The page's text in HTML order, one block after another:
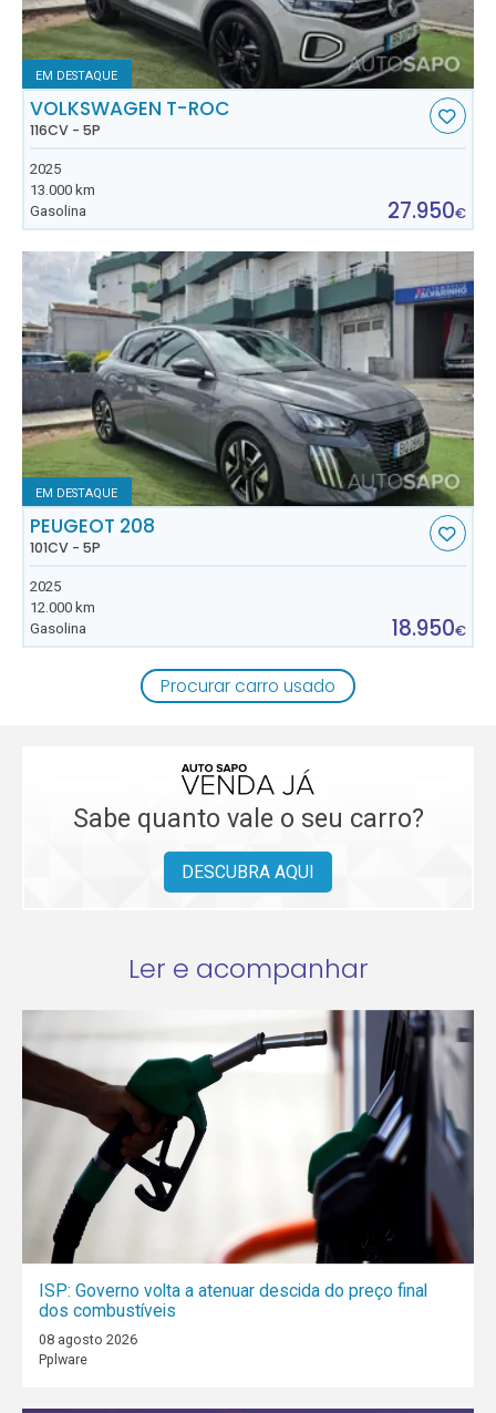
EM DESTAQUE
VOLKSWAGEN T-ROC
116CV - 5P
2025
13.000 km
Gasolina
27.950€
EM DESTAQUE
PEUGEOT 208
101CV - 5P
2025
12.000 km
Gasolina
18.950€
Procurar carro usado
Sabe quanto vale o seu carro?
DESCUBRA AQUI
Ler e acompanhar
ISP: Governo volta a atenuar descida do preço final
dos combustíveis
08 agosto 2026
Pplware